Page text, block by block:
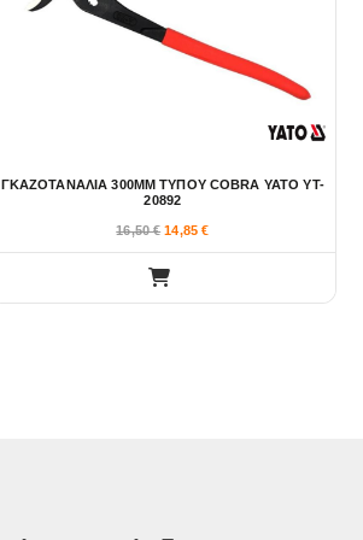
ΓΚΑΖΟΤΑΝΑΛΙΑ 300ΜΜ ΤΥΠΟΥ COBRA YATO YT-
20892
16,50€ 14,85€